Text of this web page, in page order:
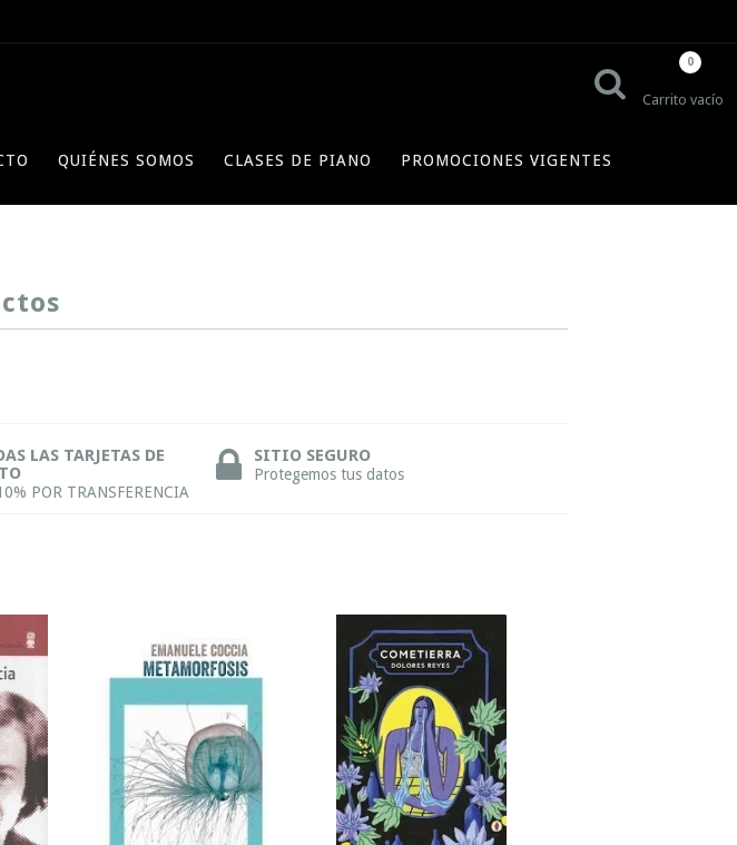
Carrito vacío
0
QUIÉNES SOMOS CLASES DE PIANO PROMOCIONES VIGENTES
LAS TARJETAS DE
POR TRANSFERENCIA
SITIO SEGURO
Protegemos tus datos